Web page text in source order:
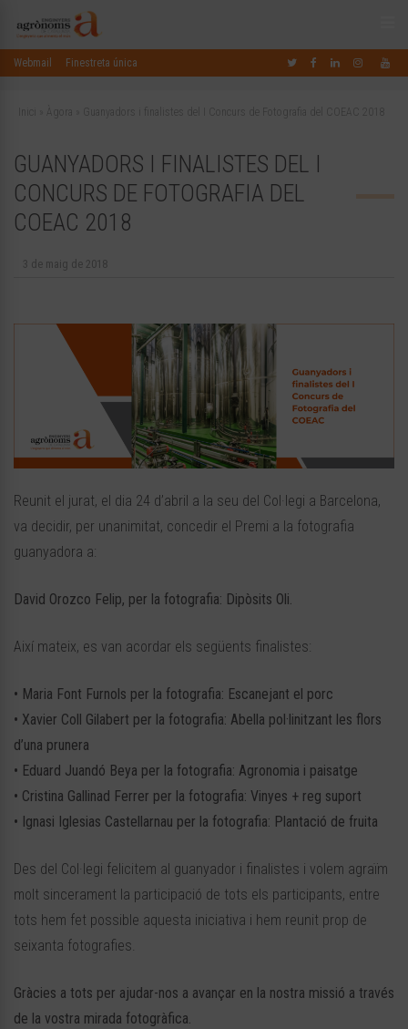
Webmail Finestreta única
Inici Àgora Guanyadors i finalistes del I Concurs de Fotografia del COEAC 2018
GUANYADORS I FINALISTES DEL I
CONCURS DE FOTOGRAFIA DEL
COEAC 2018
3 de maig de 2018
Reunit el jurat, el dia 24 d’abril a la seu del Col·legi a Barcelona,
va decidir, per unanimitat, concedir el Premi a la fotografia
guanyadora a:
David Orozco Felip, per la fotografia: Dipòsits Oli.
Així mateix, es van acordar els següents finalistes:
• Maria Font Furnols per la fotografia: Escanejant el porc
• Xavier Coll Gilabert per la fotografia: Abella pol·linitzant les flors
d’una prunera
• Eduard Juandó Beya per la fotografia: Agronomia i paisatge
• Cristina Gallinad Ferrer per la fotografia: Vinyes + reg suport
• Ignasi Iglesias Castellarnau per la fotografia: Plantació de fruita
Des del Col·legi felicitem al guanyador i finalistes i volem agraïm
molt sincerament la participació de tots els participants, entre
tots hem fet possible aquesta iniciativa i hem reunit prop de
seixanta fotografies.
Gràcies a tots per ajudar-nos a avançar en la nostra missió a través
de la vostra mirada fotogràfica.